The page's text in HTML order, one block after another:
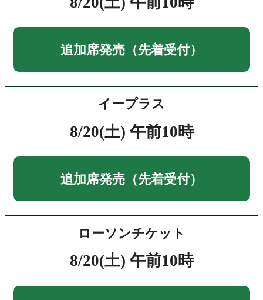
追加席発売（先着受付）
イープラス
8/20(土) 午前10時
追加席発売（先着受付）
ローソンチケット
8/20(土) 午前10時